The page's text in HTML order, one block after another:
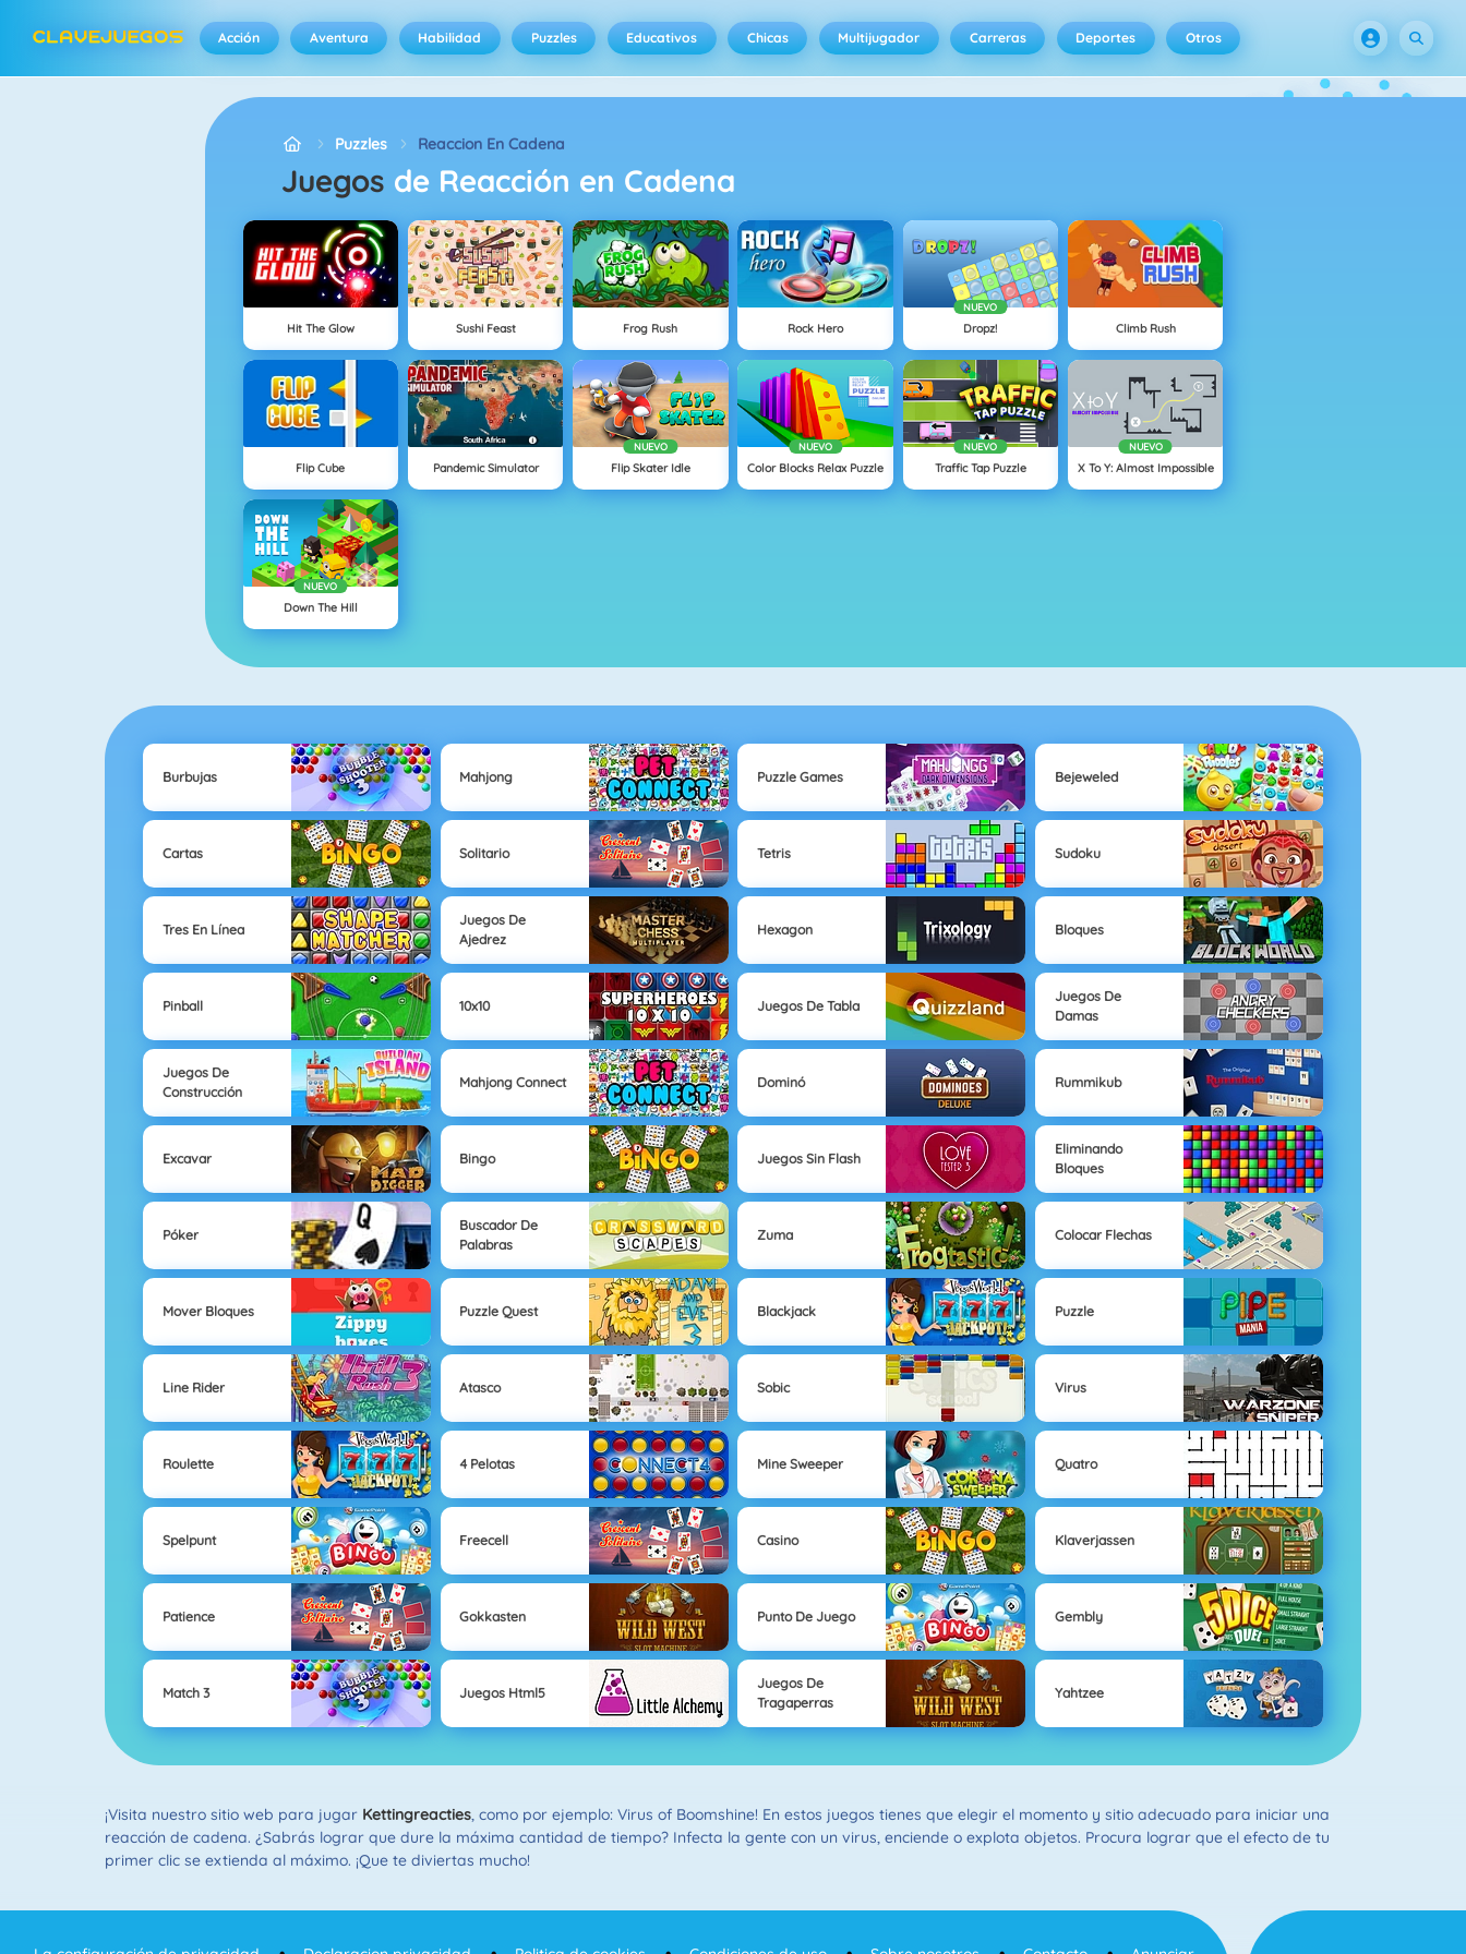
Acción Aventura Habilidad Puzzles Educativos Chicas Multijugador Carreras Deportes Otros
Puzzles Reaccion En Cadena
Juegos de Reacción en Cadena
Hit The Glow Sushi Feast Frog Rush Rock Hero
NUEVO
Dropz! Climb Rush
Flip Cube Pandemic Simulator
NUEVO
Flip Skater Idle
NUEVO
Color Blocks Relax Puzzle
NUEVO
Traffic Tap Puzzle
NUEVO
X To Y: Almost Impossible
NUEVO
Down The Hill
Burbujas Mahjong Puzzle Games Bejeweled
Cartas Solitario Tetris Sudoku
Tres En Línea
Juegos De
Ajedrez
Hexagon Bloques
Pinball 10x10 Juegos De Tabla
Juegos De
Damas
Juegos De
Construcción
Mahjong Connect Dominó Rummikub
Excavar Bingo Juegos Sin Flash
Eliminando
Bloques
Póker
Buscador De
Palabras
Zuma Colocar Flechas
Mover Bloques Puzzle Quest Blackjack Puzzle
Line Rider Atasco Sobic Virus
Roulette 4 Pelotas Mine Sweeper Quatro
Spelpunt Freecell Casino Klaverjassen
Patience Gokkasten Punto De Juego Gembly
Match 3 Juegos Html5
Juegos De
Tragaperras
Yahtzee
¡Visita nuestro sitio web para jugar Kettingreacties , como por ejemplo: Virus of Boomshine! En estos juegos tienes que elegir el momento y sitio adecuado para iniciar una
reacción de cadena. ¿Sabrás lograr que dure la máxima cantidad de tiempo? Infecta la gente con un virus, enciende o explota objetos. Procura lograr que el efecto de tu
primer clic se extienda al máximo. ¡Que te diviertas mucho!